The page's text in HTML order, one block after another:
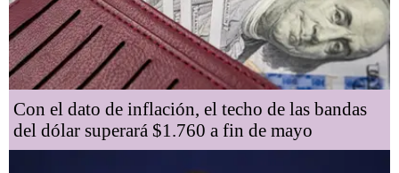
Con el dato de inflación, el techo de las bandas
del dólar superará $1.760 a fin de mayo